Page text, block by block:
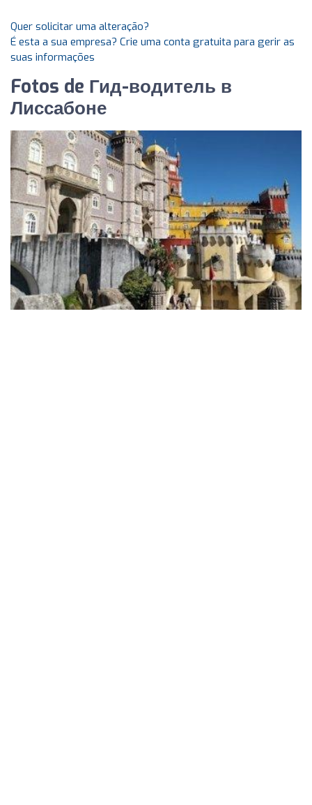
Quer solicitar uma alteração?
É esta a sua empresa? Crie uma conta gratuita para gerir as
suas informações
Fotos de Гид-водитель в
Лиссабоне